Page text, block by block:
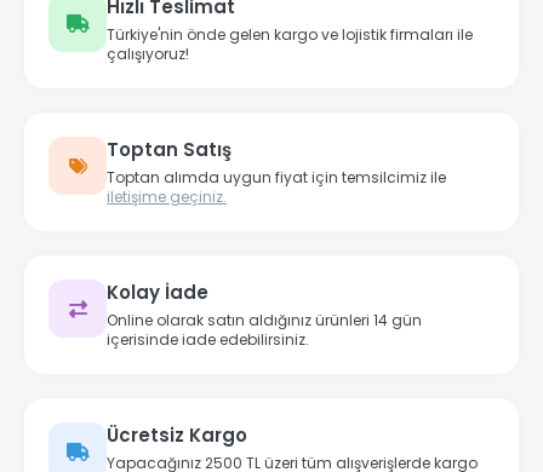
Hızlı Teslimat
Türkiye'nin önde gelen kargo ve lojistik firmaları ile
çalışıyoruz!
Toptan Satış
Toptan alımda uygun fiyat için temsilcimiz ile
iletişime geçiniz.
Kolay İade
Online olarak satın aldığınız ürünleri 14 gün
içerisinde iade edebilirsiniz.
Ücretsiz Kargo
Yapacağınız 2500 TL üzeri tüm alışverişlerde kargo